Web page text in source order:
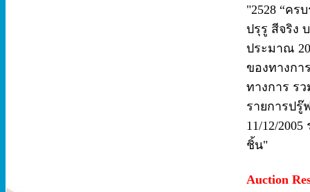
"2528 “คร
ปรุรู สีจริง
ประมาณ
ของทางกา
ทางการ ร
รายการปรู๊
11/12/
ชิ้น"
Auction